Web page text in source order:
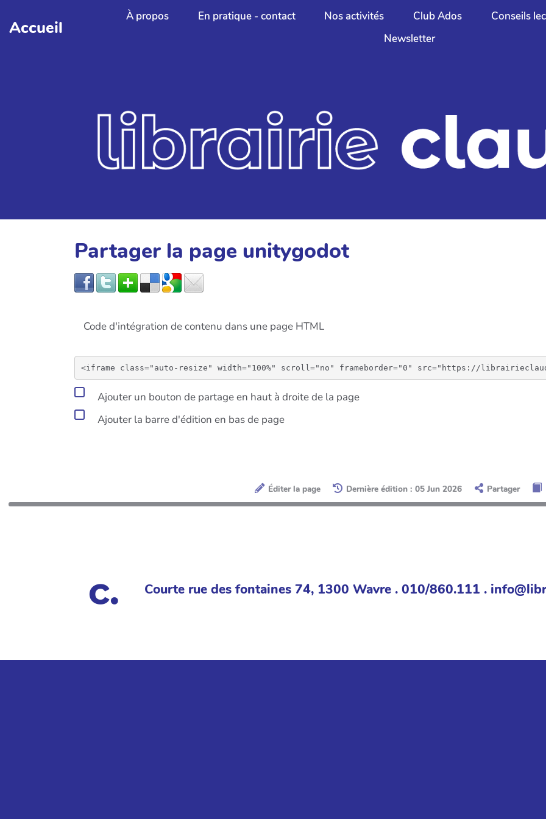
Aller au contenu principal
Accueil
À propos En pratique - contact Nos activités Club Ados
Conseils
Newsletter
Partager la page unitygodot
Code d'intégration de contenu dans une page HTML
Ajouter un bouton de partage en haut à droite de la page
Ajouter la barre d'édition en bas de page
Éditer la page Dernière édition : 05 Jun 2026 Partager
Courte rue des fontaines 74, 1300 Wavre . 010/860.111 .